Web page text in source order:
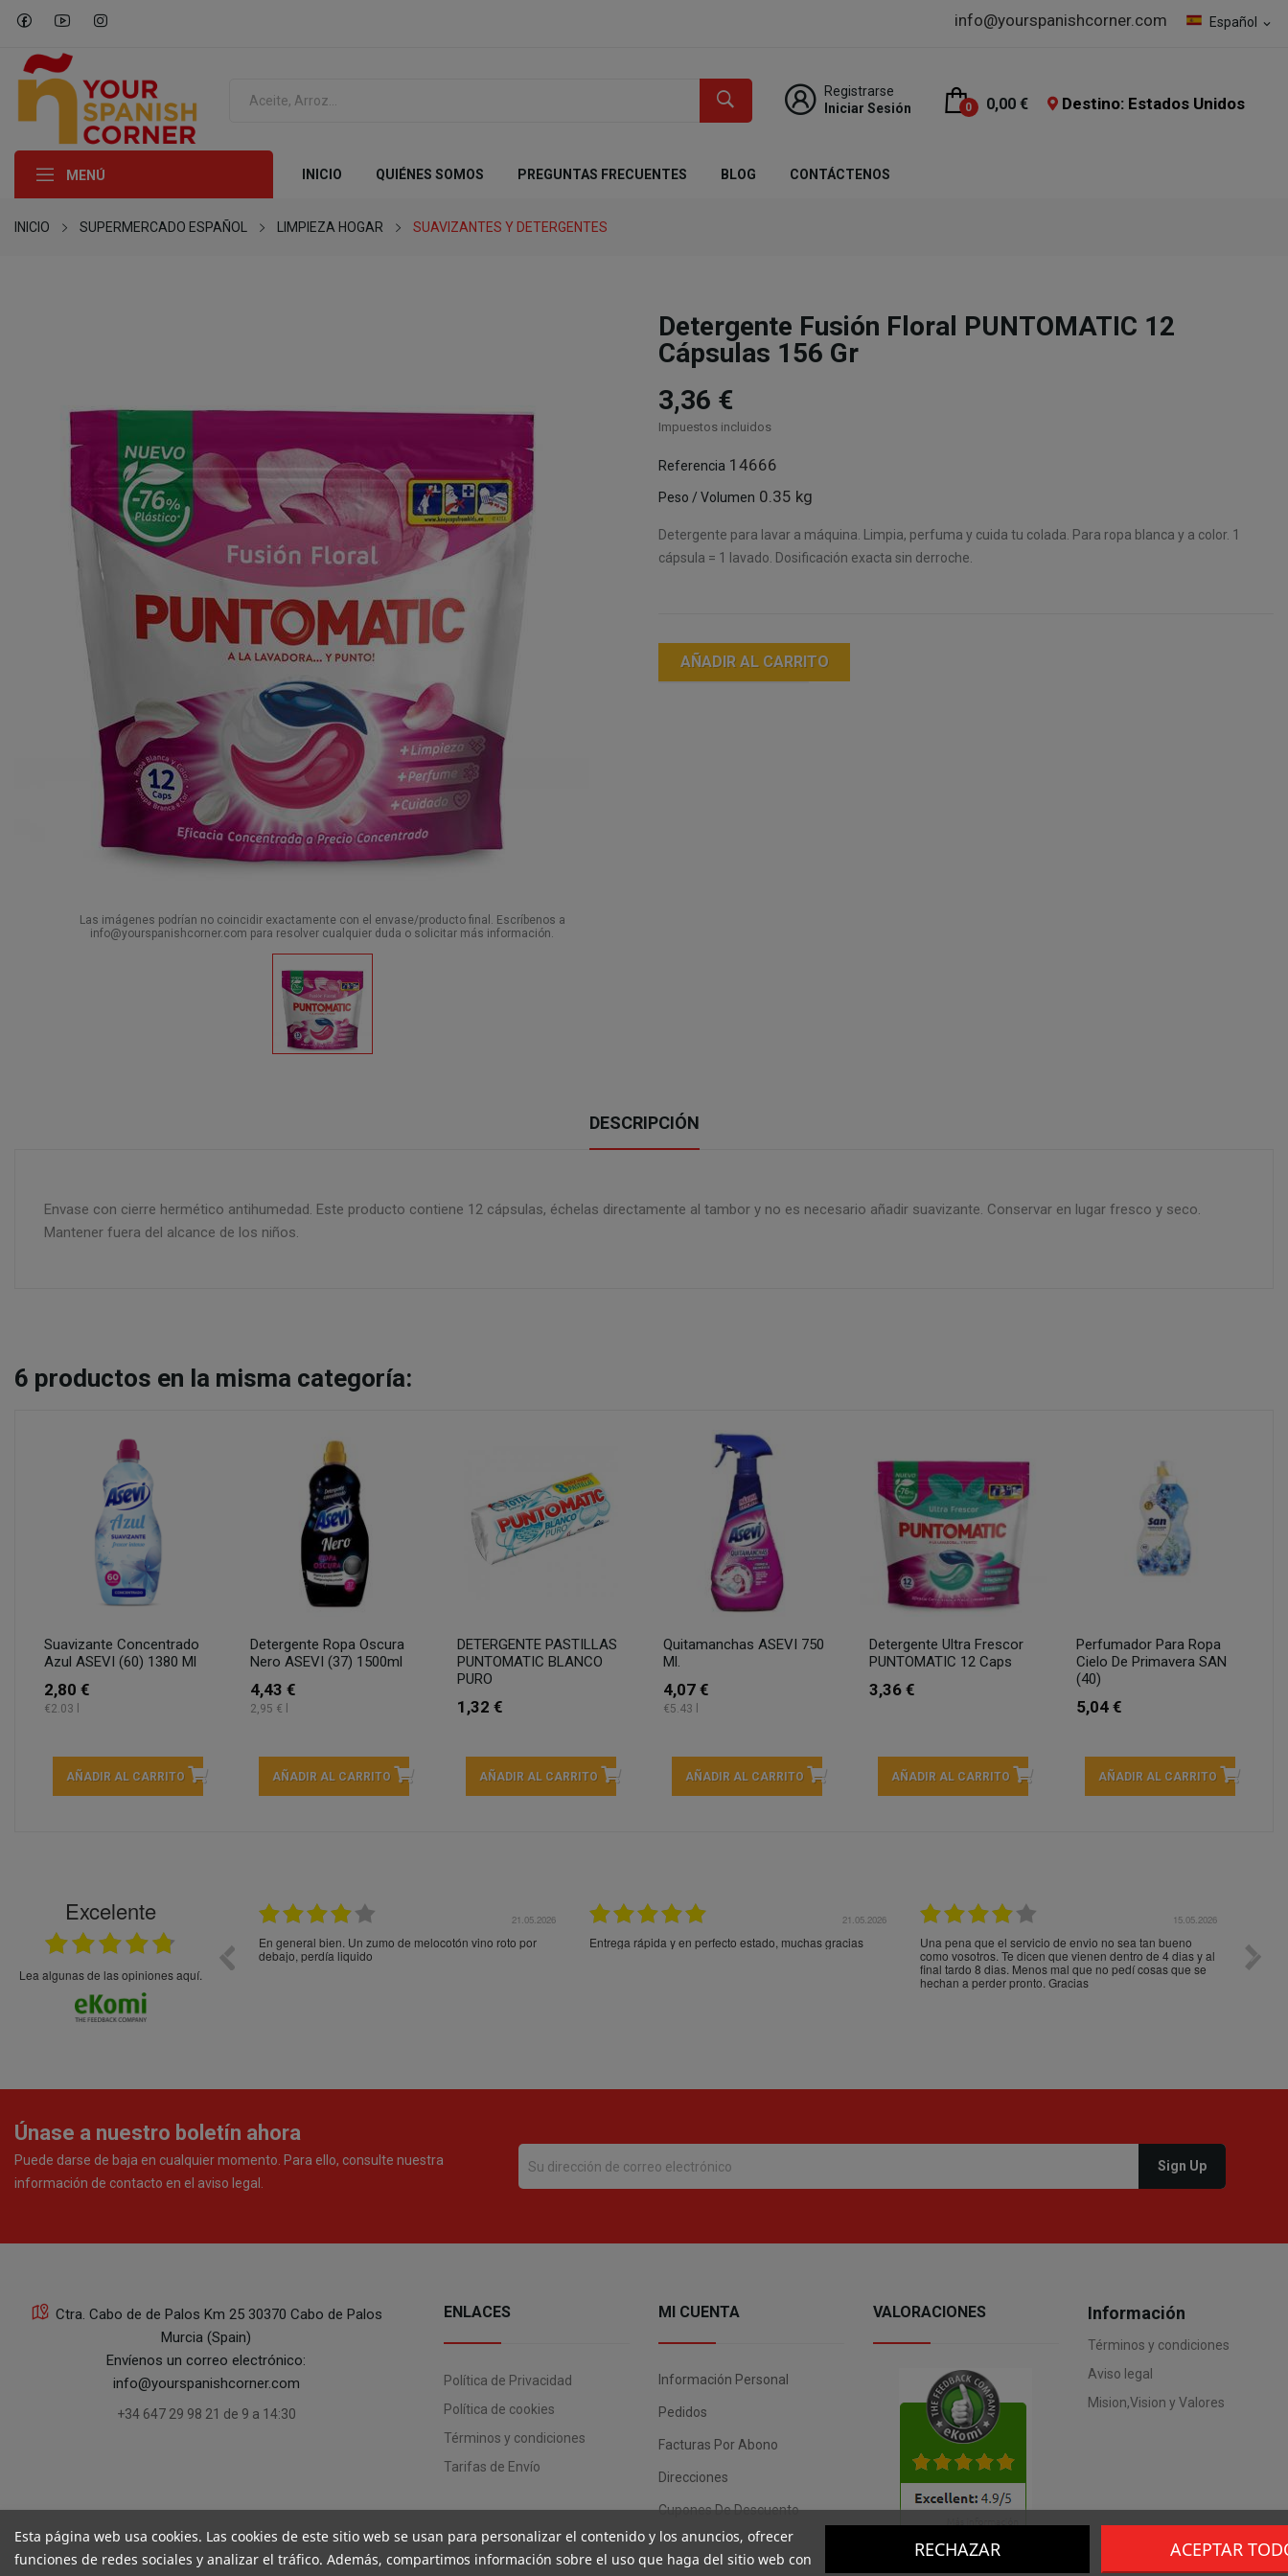
Español expand_more
info@yourspanishcorner.com
Registrarse
Iniciar Sesión
0 0,00 € Destino: Estados Unidos
MENÚ INICIO QUIÉNES SOMOS PREGUNTAS FRECUENTES BLOG CONTÁCTENOS
INICIO SUPERMERCADO ESPAÑOL LIMPIEZA HOGAR SUAVIZANTES Y DETERGENTES
Las imágenes podrían no coincidir exactamente con el envase/producto final. Escríbenos a
info@yourspanishcorner.com para resolver cualquier duda o solicitar más información.
Detergente Fusión Floral PUNTOMATIC 12
Cápsulas 156 Gr
3,36 €
Impuestos incluidos
Referencia 14666
Peso / Volumen 0.35 kg
Detergente para lavar a máquina. Limpia, perfuma y cuida tu colada. Para ropa blanca y a color. 1
cápsula = 1 lavado. Dosificación exacta sin derroche.
AÑADIR AL CARRITO
DESCRIPCIÓN
Envase con cierre hermético antihumedad. Este producto contiene 12 cápsulas, échelas directamente al tambor y no es necesario añadir suavizante. Conservar en lugar fresco y seco.
Mantener fuera del alcance de los niños.
6 productos en la misma categoría:
Suavizante Concentrado
Azul ASEVI (60) 1380 Ml
2,80 €
€2.03 l
AÑADIR AL CARRITO
Detergente Ropa Oscura
Nero ASEVI (37) 1500ml
4,43 €
2,95 € l
AÑADIR AL CARRITO
DETERGENTE PASTILLAS
PUNTOMATIC BLANCO
PURO
1,32 €
AÑADIR AL CARRITO
Quitamanchas ASEVI 750
Ml.
4,07 €
€5.43 l
AÑADIR AL CARRITO
Detergente Ultra Frescor
PUNTOMATIC 12 Caps
3,36 €
AÑADIR AL CARRITO
Perfumador Para Ropa
Cielo De Primavera SAN
(40)
5,04 €
AÑADIR AL CARRITO
Excelente
Lea algunas de las opiniones aquí.
21.05.2026
En general bien. Un zumo de melocotón vino roto por
debajo, perdía liquido
21.05.2026
Entrega rápida y en perfecto estado, muchas gracias
15.05.2026
Una pena que el servicio de envio no sea tan bueno
como vosotros. Te dicen que vienen dentro de 4 dias y al
final tardo 8 dias. Menos mal que no pedí cosas que se
hechan a perder pronto. Gracias
Únase a nuestro boletín ahora
Puede darse de baja en cualquier momento. Para ello, consulte nuestra
información de contacto en el aviso legal.
Ctra. Cabo de de Palos Km 25 30370 Cabo de Palos
Murcia (Spain)
Envíenos un correo electrónico:
info@yourspanishcorner.com
+34 647 29 98 21 de 9 a 14:30
ENLACES
Política de Privacidad
Política de cookies
Términos y condiciones
Tarifas de Envío
MI CUENTA
Información Personal
Pedidos
Facturas Por Abono
Direcciones
Cupones De Descuento
VALORACIONES Información
Términos y condiciones
Aviso legal
Mision,Vision y Valores
Esta página web usa cookies. Las cookies de este sitio web se usan para personalizar el contenido y los anuncios, ofrecer
funciones de redes sociales y analizar el tráfico. Además, compartimos información sobre el uso que haga del sitio web con
RECHAZAR ACEPTAR